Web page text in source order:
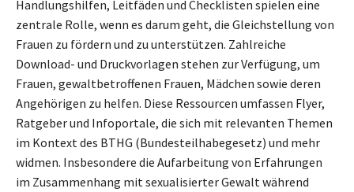
Handlungshilfen, Leitfäden und Checklisten spielen eine
zentrale Rolle, wenn es darum geht, die Gleichstellung von
Frauen zu fördern und zu unterstützen. Zahlreiche
Download- und Druckvorlagen stehen zur Verfügung, um
Frauen, gewaltbetroffenen Frauen, Mädchen sowie deren
Angehörigen zu helfen. Diese Ressourcen umfassen Flyer,
Ratgeber und Infoportale, die sich mit relevanten Themen
im Kontext des BTHG (Bundesteilhabegesetz) und mehr
widmen. Insbesondere die Aufarbeitung von Erfahrungen
im Zusammenhang mit sexualisierter Gewalt während